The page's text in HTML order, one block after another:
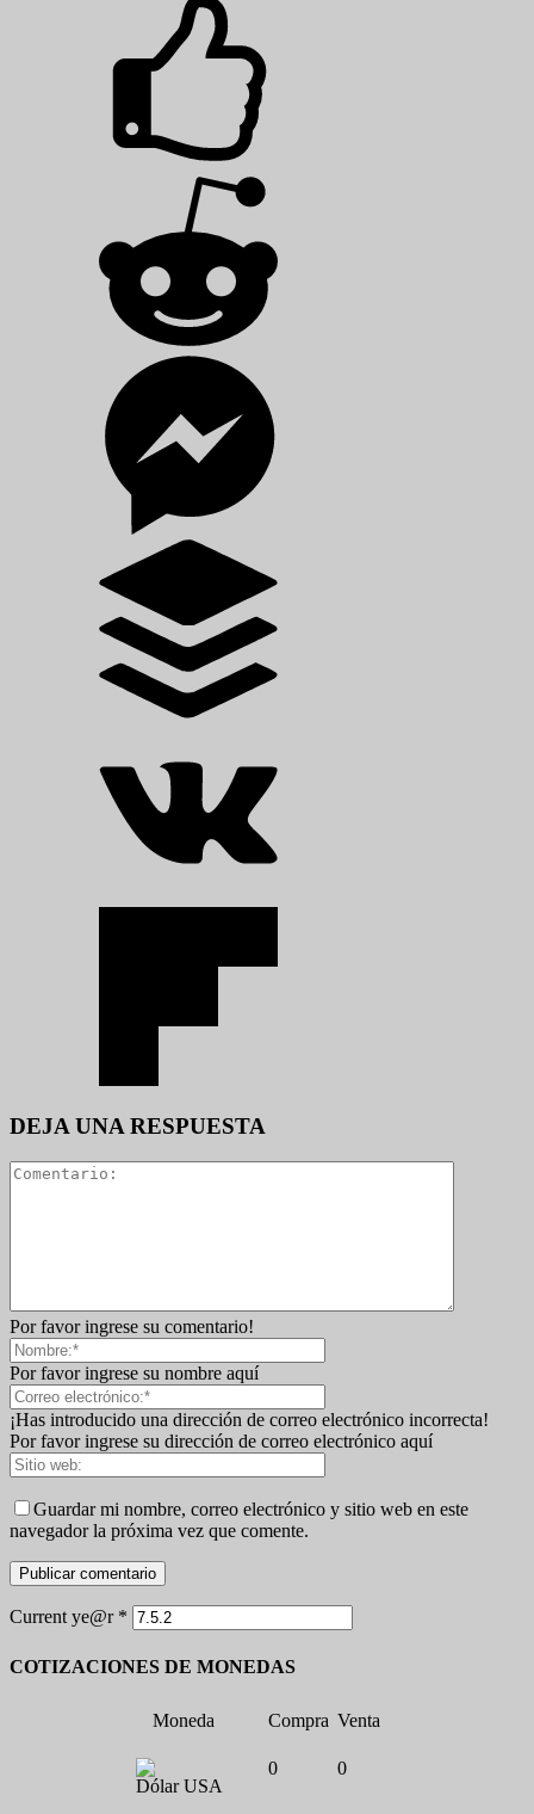
DEJA UNA RESPUESTA
Por favor ingrese su comentario!
Por favor ingrese su nombre aquí
¡Has introducido una dirección de correo electrónico incorrecta!
Por favor ingrese su dirección de correo electrónico aquí
Guardar mi nombre, correo electrónico y sitio web en este
navegador la próxima vez que comente.
Current ye@r *
COTIZACIONES DE MONEDAS
Moneda Compra Venta
Dólar USA
0 0